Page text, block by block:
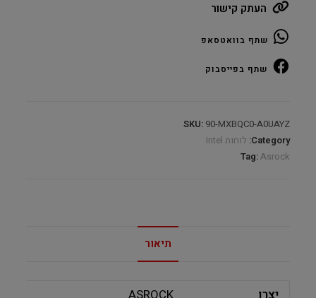
RS
WIFI
White
DDR5
HDMI
Type-
C
העתק קישור
שתף בוואטסאפ
שתף בפייסבוק
SKU: 90-MXBQC0-A0UAYZ
Category: לוחות Intel
Tag:Asrock
תיאור